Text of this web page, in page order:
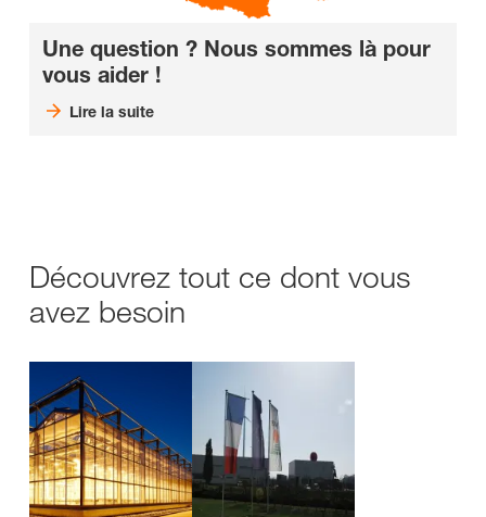
Une question ? Nous sommes là pour
vous aider !
Lire la suite
Découvrez tout ce dont vous
avez besoin